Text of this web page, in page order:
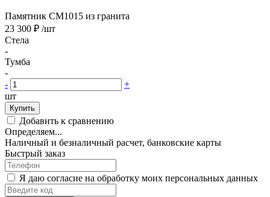
Памятник CM1015 из гранита
23 300 ₽ /шт
Стела
-
Тумба
-
-
+
шт
Купить
Добавить к сравнению
Определяем...
Наличный и безналичный расчет, банковские карты
Быстрый заказ
Я даю согласие на обработку моих персональных данных